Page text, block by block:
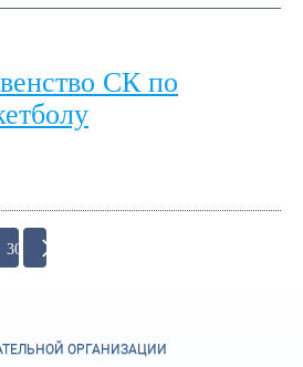
СК по
308
ОРГАНИЗАЦИИ